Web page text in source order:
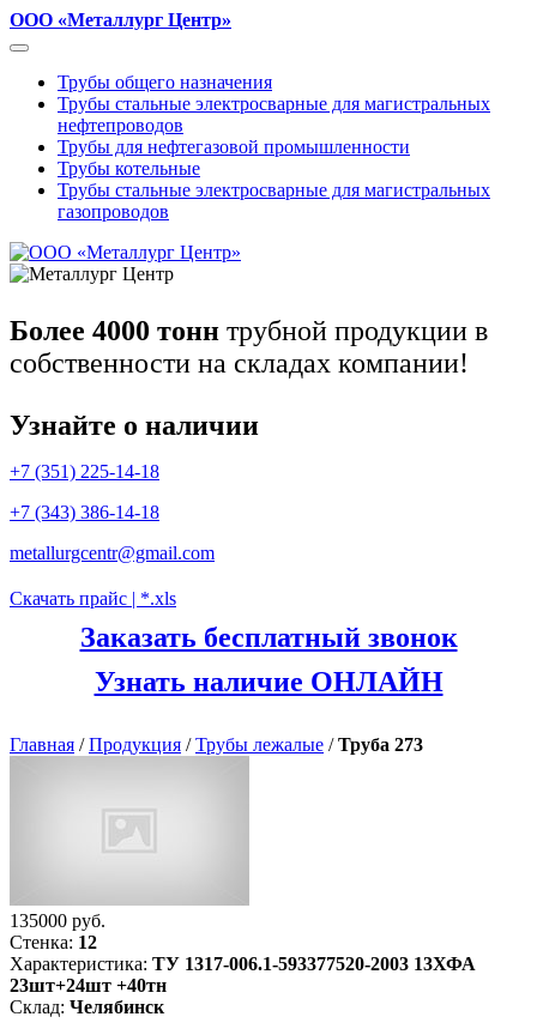
ООО «Металлург Центр»
Трубы общего назначения
Трубы стальные электросварные для магистральных
нефтепроводов
Трубы для нефтегазовой промышленности
Трубы котельные
Трубы стальные электросварные для магистральных
газопроводов
Более 4000 тонн трубной продукции в
собственности на складах компании!
Узнайте о наличии
+7 (351) 225-14-18
+7 (343) 386-14-18
metallurgcentr@gmail.com
Скачать прайс | *.xls
Заказать бесплатный звонок
Узнать наличие ОНЛАЙН
Главная /Продукция /Трубы лежалые /Труба 273
135000 руб.
Стенка: 12
Характеристика: ТУ 1317-006.1-593377520-2003 13ХФА
23шт+24шт +40тн
Склад: Челябинск